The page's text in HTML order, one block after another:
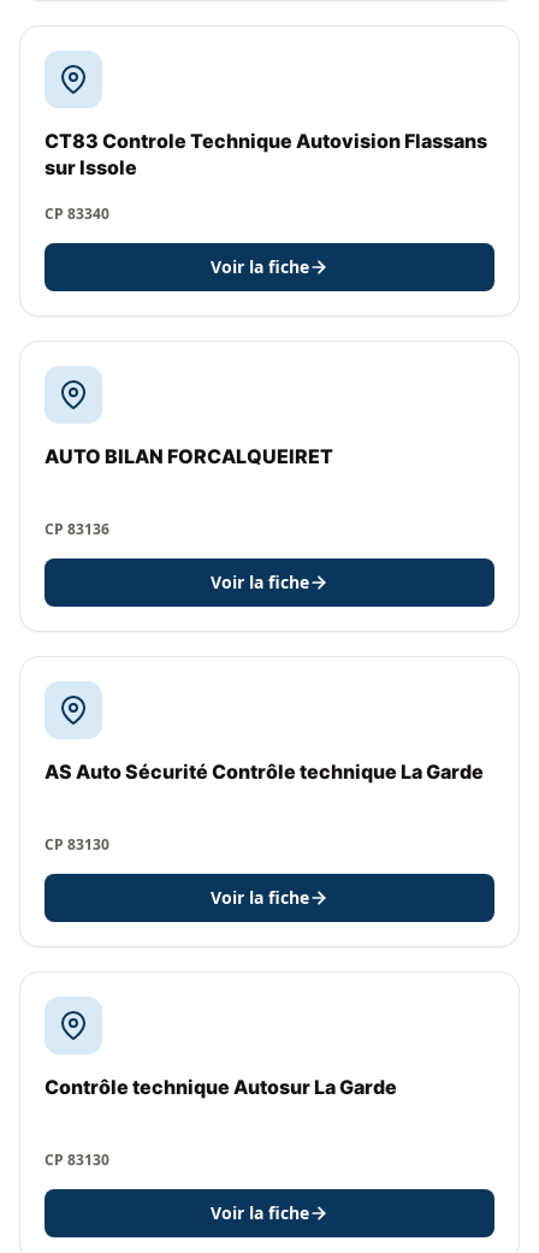
CT83 Controle Technique Autovision Flassans
sur Issole
CP 83340
Voir la fiche
AUTO BILAN FORCALQUEIRET
CP 83136
Voir la fiche
AS Auto Sécurité Contrôle technique La Garde
CP 83130
Voir la fiche
Contrôle technique Autosur La Garde
CP 83130
Voir la fiche